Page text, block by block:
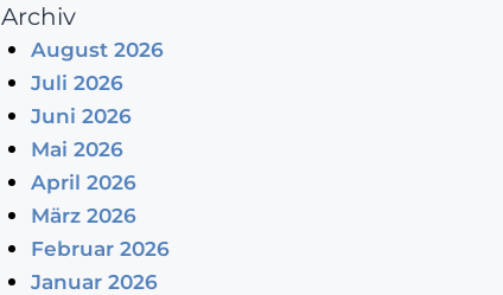
Archiv
August 2026
Juli 2026
Juni 2026
Mai 2026
April 2026
März 2026
Februar 2026
Januar 2026